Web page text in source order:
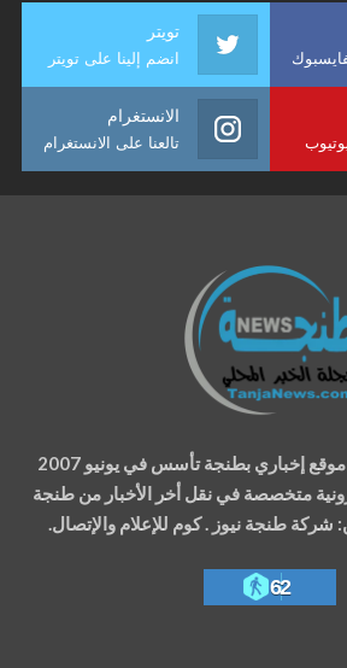
تويتر
انضم إلينا على تويتر
الانستغرام
تالعنا على الانستغرام
إخباري بطنجة تأسس في يونيو 2007
متخصصة في نقل أخر الأخبار من طنجة
طنجة نيوز . كوم للإعلام والإتصال.
62